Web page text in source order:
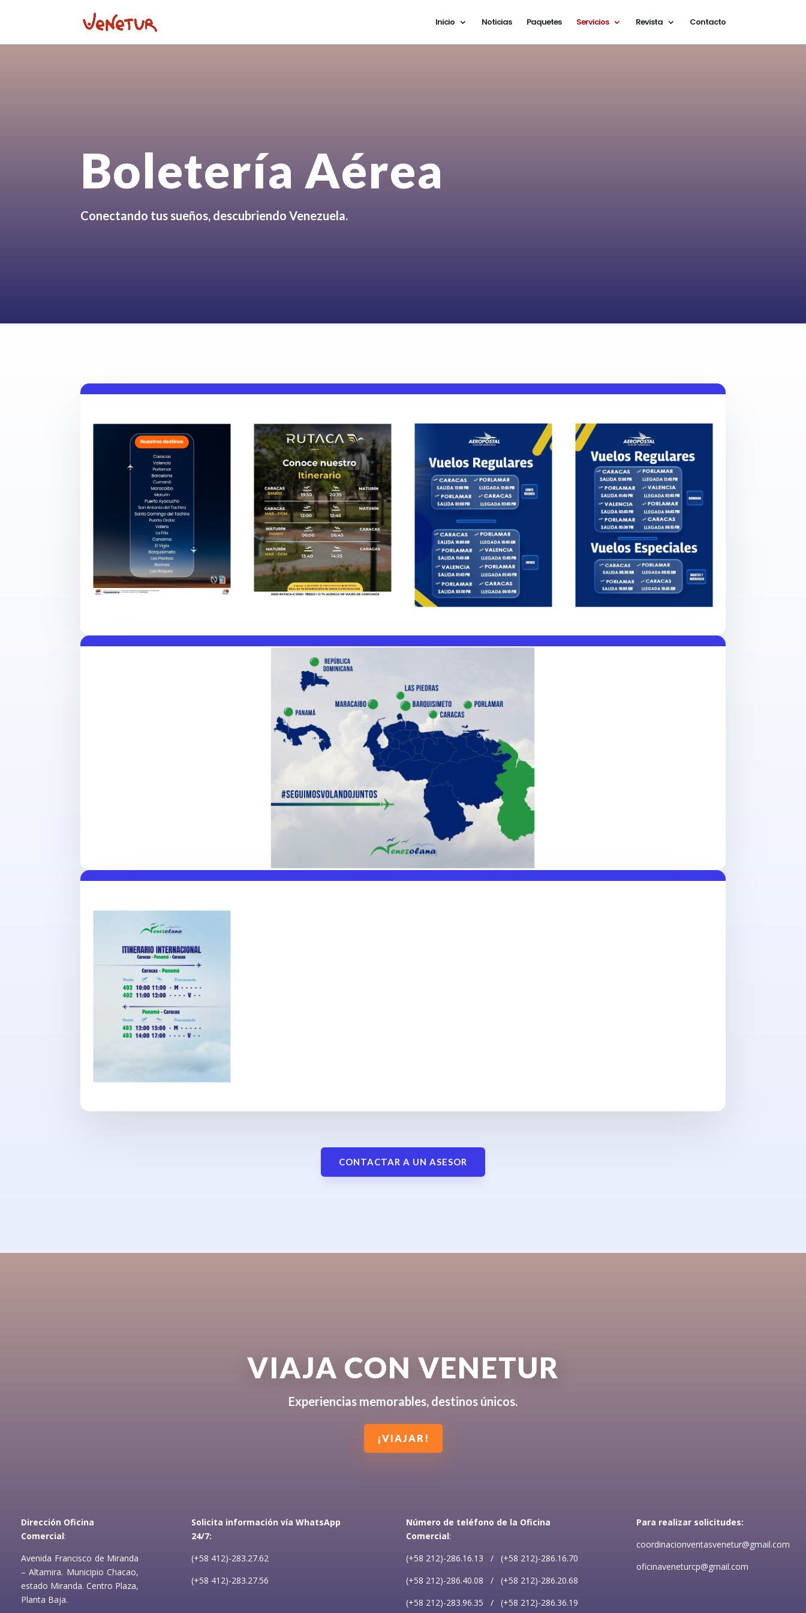
Inicio Noticias Paquetes Servicios Revista Contacto
Boletería Aérea
Conectando tus sueños, descubriendo Venezuela.
CONTACTAR A UN ASESOR
VIAJA CON VENETUR
Experiencias memorables, destinos únicos.
¡VIAJAR!
Dirección Oficina
Comercial:
Avenida Francisco de Miranda
– Altamira. Municipio Chacao,
estado Miranda. Centro Plaza,
Planta Baja.
Solicita información vía WhatsApp
24/7:
(+58 412)-283.27.62
(+58 412)-283.27.56
Número de teléfono de la Oficina
Comercial:
(+58 212)-286.16.13 / (+58 212)-286.16.70
(+58 212)-286.40.08 / (+58 212)-286.20.68
(+58 212)-283.96.35 / (+58 212)-286.36.19
Para realizar solicitudes:
coordinacionventasvenetur@gmail.com
oficinaveneturcp@gmail.com